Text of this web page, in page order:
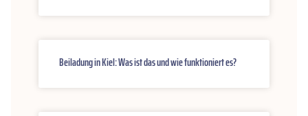
Beiladung in Kiel: Was ist das und wie funktioniert es?